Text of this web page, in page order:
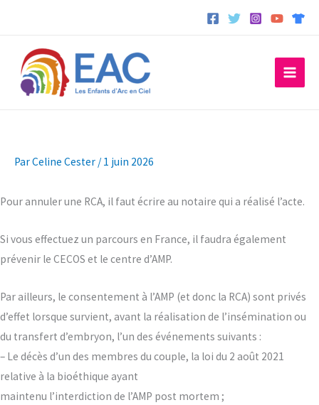
contenu
ParCeline Cester / 1 juin 2026
Pour annuler une RCA, il faut écrire au notaire qui a réalisé l’acte.
Si vous effectuez un parcours en France, il faudra également
prévenir le CECOS et le centre d’AMP.
Par ailleurs, le consentement à l’AMP (et donc la RCA) sont privés
d’effet lorsque survient, avant la réalisation de l’insémination ou
du transfert d’embryon, l’un des événements suivants :
– Le décès d’un des membres du couple, la loi du 2 août 2021
relative à la bioéthique ayant
maintenu l’interdiction de l’AMP post mortem ;